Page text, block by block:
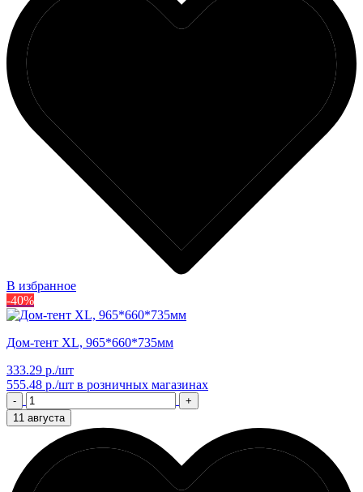
В избранное
-40%
Дом-тент XL, 965*660*735мм
333.29 р./шт
555.48 р./шт в розничных магазинах
-
+
11 августа